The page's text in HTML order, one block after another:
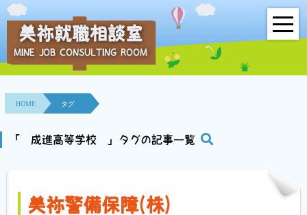
HOME
事業所紹介
就職面接会
利用者の声
美祢就職相談室
MINE JOB CONSULTING ROOM
HOME タグ
「 成進高等学校 」タグの記事一覧
美祢警備保障(株)